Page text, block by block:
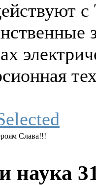
с
Слава!!!
наука